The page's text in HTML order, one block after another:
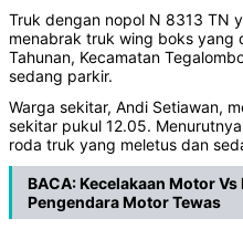
Truk dengan nopol N 8313 TN
menabrak truk wing boks yang
Tahunan, Kecamatan
sedang parkir.
Warga sekitar, Andi Setiawan,
sekitar pukul 12.05.
roda truk yang meletus dan
BACA:Kecelakaan Motor Vs
Pengendara Motor Tewas